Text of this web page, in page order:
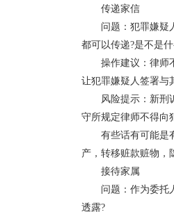
传递家信
问题：犯罪嫌疑
都可以传递?是不是
操作建议：律师
让犯罪嫌疑人签署与
风险提示：新刑
守所规定律师不得向
有些话有可能是
产，转移赃款赃物，
接待家属
问题：作为委托
透露?